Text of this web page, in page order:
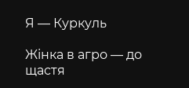
Я — Куркуль
Жінка в агро — до
щастя